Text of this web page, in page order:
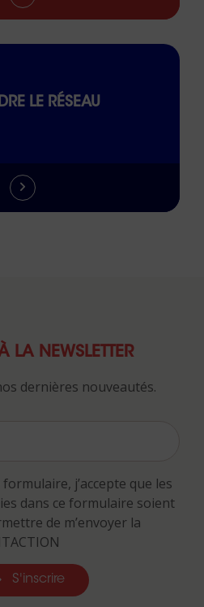
LE RÉSEAU
LA NEWSLETTER
dernières nouveautés.
j’accepte que les
dans ce formulaire soient
de m’envoyer la
S'inscrire